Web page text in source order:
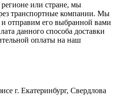
или стране, мы
транспортные компании. Мы
отправим его выбранной вами
данного способа доставки
оплаты на наш
г. Екатеринбург, Свердлова